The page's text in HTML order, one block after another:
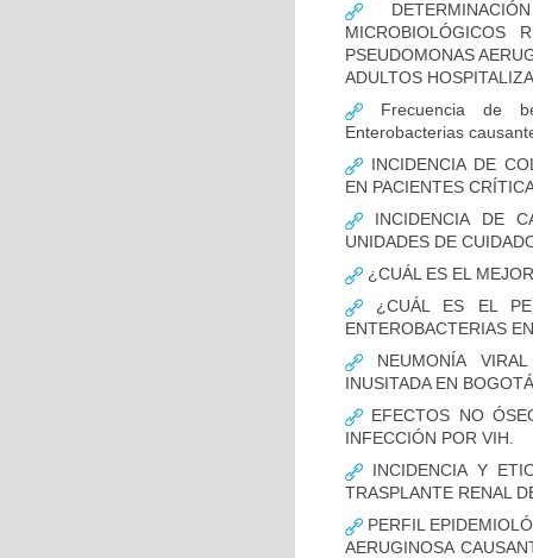
MICROBIOLÓGICOS
PSEUDOMONAS
ADULTOS
Frecuencia de
Enterobacterias
INCIDENCIA DE
EN PACIENTES
INCIDENCIA DE
UNIDADES DE
¿CUÁL ES EL
¿CUÁL ES EL
ENTEROBACTERIAS
NEUMONÍA
INUSITADA EN
EFECTOS NO
INFECCIÓN POR VIH.
INCIDENCIA Y
TRASPLANTE RENAL
PERFIL
AERUGINOSA